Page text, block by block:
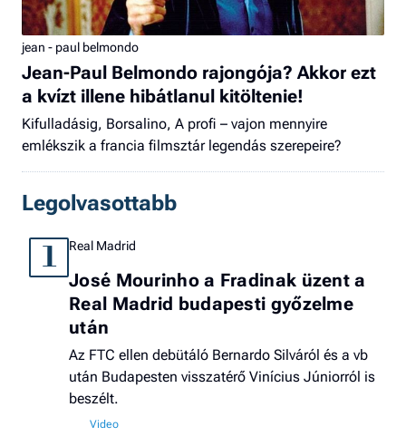
jean - paul belmondo
Jean-Paul Belmondo rajongója? Akkor ezt
a kvízt illene hibátlanul kitöltenie!
Kifulladásig, Borsalino, A profi – vajon mennyire
emlékszik a francia filmsztár legendás szerepeire?
Legolvasottabb
1 Real Madrid
José Mourinho a Fradinak üzent a
Real Madrid budapesti győzelme
után
Az FTC ellen debütáló Bernardo Silváról és a vb
után Budapesten visszatérő Vinícius Júniorról is
beszélt.